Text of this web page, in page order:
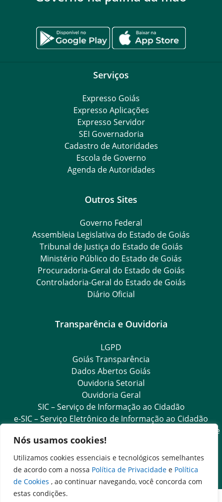
Nós usamos cookies!
Utilizamos cookies essenciais e tecnológicos semelhantes
de acordo com a nossa Política de Privacidade e Política
de Cookies , ao continuar navegando, você concorda com
estas condições.
Serviços
Expresso Goiás
Expresso Aplicações
Expresso Servidor
SEI Governadoria
Cadastro de Autoridades
Escola de Governo
Agenda de Autoridades
Outros Sites
Governo Federal
Assembleia Legislativa do Estado de Goiás
Tribunal de Justiça do Estado de Goiás
Ministério Público do Estado de Goiás
Procuradoria-Geral do Estado de Goiás
Controladoria-Geral do Estado de Goiás
Diário Oficial
Transparência e Ouvidoria
LGPD
Goiás Transparência
Dados Abertos Goiás
Ouvidoria Setorial
Ouvidoria Geral
SIC – Serviço de Informação ao Cidadão
e-SIC – Serviço Eletrônico de Informação ao Cidadão
Acesso às Informações das Organizações Sociais de Saúde
e Sociedade Civil
Ouvidoria Setorial (Expresso)
Ouvidoria Setorial (Presencial)